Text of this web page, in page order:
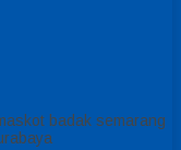
badak semarang